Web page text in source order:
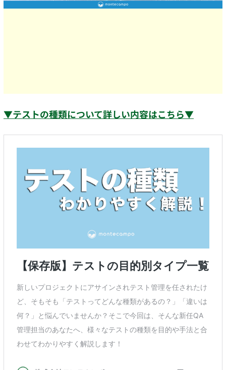
▼テストの種類について詳しい内容はこちら▼